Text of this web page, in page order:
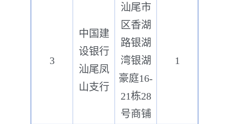
3
中国建
设银行
汕尾凤
山支行
汕尾市
区香湖
路银湖
湾银湖
豪庭16-
21栋28
号商铺
1